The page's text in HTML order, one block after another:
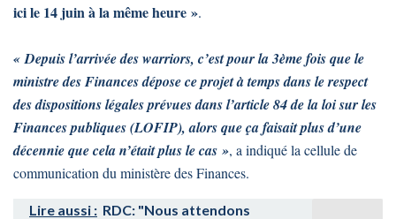
ici le 14 juin à la même heure ».
« Depuis l’arrivée des warriors, c’est pour la 3ème fois que le
ministre des Finances dépose ce projet à temps dans le respect
des dispositions légales prévues dans l’article 84 de la loi sur les
Finances publiques (LOFIP), alors que ça faisait plus d’une
décennie que cela n’était plus le cas », a indiqué la cellule de
communication du ministère des Finances.
Lire aussi : RDC: "Nous attendons